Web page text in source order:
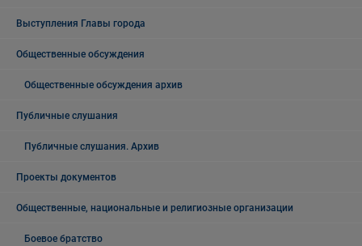
Выступления Главы города
Общественные обсуждения
Общественные обсуждения архив
Публичные слушания
Публичные слушания. Архив
Проекты документов
Общественные, национальные и религиозные организации
Боевое братство